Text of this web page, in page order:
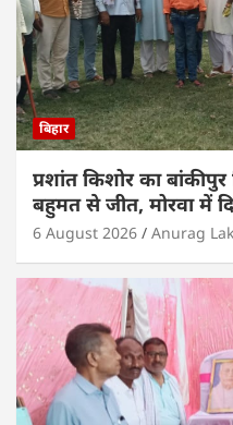
बिहार
प्रशांत किशोर का
बहुमत से जीत, मोरवा में
6 August 2026 Anurag